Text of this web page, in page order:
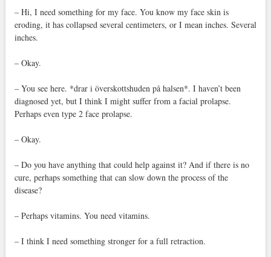
– Hi, I need something for my face. You know my face skin is
eroding, it has collapsed several centimeters, or I mean inches. Several
inches.
– Okay.
– You see here. *drar i överskottshuden på halsen*. I haven’t been
diagnosed yet, but I think I might suffer from a facial prolapse.
Perhaps even type 2 face prolapse.
– Okay.
– Do you have anything that could help against it? And if there is no
cure, perhaps something that can slow down the process of the
disease?
– Perhaps vitamins. You need vitamins.
– I think I need something stronger for a full retraction.